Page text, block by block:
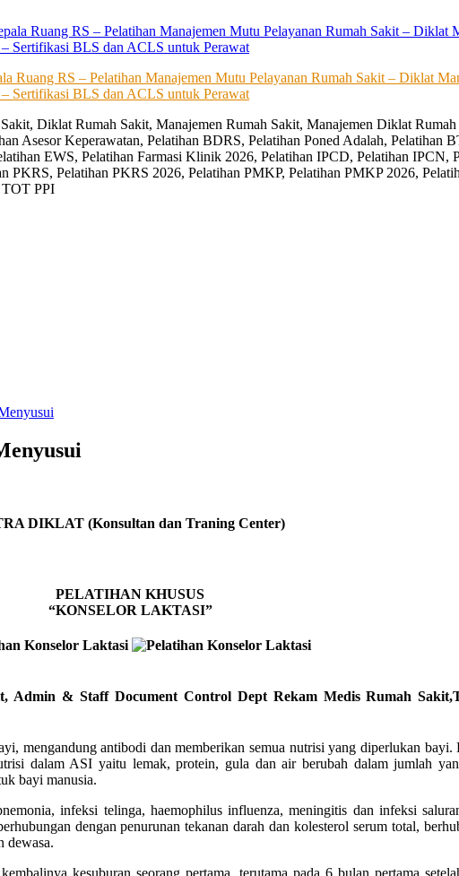
Ruang RS – Pelatihan Manajemen Mutu Pelayanan Rumah Sakit – Diklat
– Sertifikasi BLS dan ACLS untuk Perawat
Diklat Rumah Sakit, Manajemen Rumah Sakit, Manajemen Diklat
Asesor Keperawatan, Pelatihan BDRS, Pelatihan Poned Adalah, Pelatihan
EWS, Pelatihan Farmasi Klinik 2026, Pelatihan IPCD, Pelatihan IPCN,
Pelatihan PKRS 2026, Pelatihan PMKP, Pelatihan PMKP 2026,
TOT PPI
DIKLAT (Konsultan dan Traning Center)
PELATIHAN KHUSUS
“KONSELOR LAKTASI”
& Staff Document Control Dept Rekam Medis Rumah
mengandung antibodi dan memberikan semua nutrisi yang diperlukan
dalam ASI yaitu lemak, protein, gula dan air berubah dalam jumlah
bayi manusia.
infeksi telinga, haemophilus influenza, meningitis dan infeksi
dengan penurunan tekanan darah dan kolesterol serum total,
dewasa.